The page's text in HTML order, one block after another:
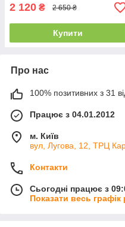
2 120 ₴ 2 650 ₴
Купити
Про нас
100% позитивних з 31
Працює з 04.01.2012
м. Київ
вул, Лугова, 12, ТРЦ
Контакти
Сьогодні працює з
Показати весь графік